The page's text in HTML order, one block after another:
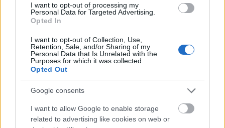
I want to opt-out of processing my
Personal Data for Targeted Advertising.
Opted In
I want to opt-out of Collection, Use,
Retention, Sale, and/or Sharing of my
Personal Data that Is Unrelated with the
Purposes for which it was collected.
Opted Out
Google consents
I want to allow Google to enable storage
related to advertising like cookies on web or
Együtt szeretnének
megöregedni
Arra a kérdésre, hogy látják magukat évtizedekkel
később, nagyon meghatóan válaszoltak.